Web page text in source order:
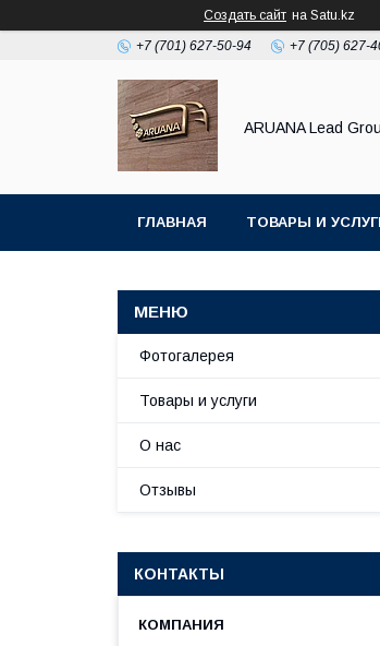
Создать сайт на Satu.kz
+7 (701) 627-50-94 +7 (705) 627-
ARUANA Lead
ГЛАВНАЯ ТОВАРЫ И
Фотогалерея
Товары и услуги
О нас
Отзывы
КОНТАКТЫ